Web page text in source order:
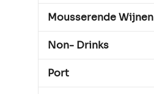
Mousserende Wijnen
Non- Drinks
Port